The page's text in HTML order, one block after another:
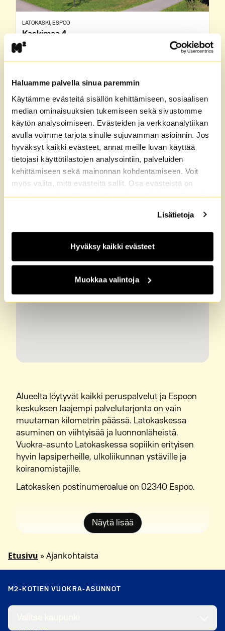
Haluamme palvella sinua paremmin
Käytämme evästeitä sisällön kehittämiseen, sosiaalisen
median ominaisuuksien tukemiseen sekä sivustomme
käytön analysoimiseen. Evästeiden ja verkkoanalytiikan
avulla voimme tarjota sinulle sujuvamman asioinnin. Jos
hyväksyt kaikki evästeet, annat meille luvan käyttää
tietojasi käyttötilastojen analysointiin, palveluiden
kehittämiseen sekä mainonnan kohdentamiseen. Voit
myös valita, mitä evästeitä sallit. Osa evästeistä on
sivustomme luotettavan ja turvallisen toiminnan kannalta
Lisätietoja
Hyväksy kaikki evästeet
Muokkaa valintoja
LATOKASKI , ESPOO
Kaskimaa 4
Hinta alk.
Alueelta löytyvät kaikki peruspalvelut ja Espoon
keskuksen laajempi palvelutarjonta on vain
muutaman kilometrin päässä. Latokaskessa
asuminen on viihtyisää ja luonnonläheistä.
Vuokra-asunto Latokaskessa sopiikin erityisen
hyvin lapsiperheille, ulkoliikunnan ystäville ja
koiranomistajille.
Latokasken postinumeroalue on 02340 Espoo.
Näytä lisää
Etusivu »Ajankohtaista
M2-KOTIEN VUOKRA-ASUNNOT